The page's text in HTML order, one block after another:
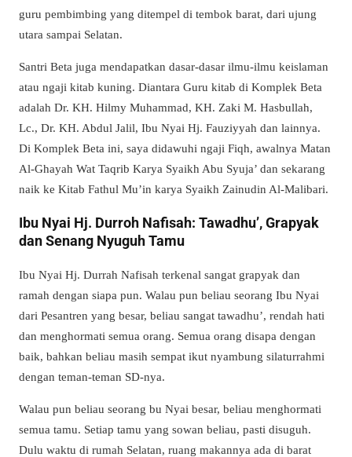
guru pembimbing yang ditempel di tembok barat, dari ujung
utara sampai Selatan.
Santri Beta juga mendapatkan dasar-dasar ilmu-ilmu keislaman
atau ngaji kitab kuning. Diantara Guru kitab di Komplek Beta
adalah Dr. KH. Hilmy Muhammad, KH. Zaki M. Hasbullah,
Lc., Dr. KH. Abdul Jalil, Ibu Nyai Hj. Fauziyyah dan lainnya.
Di Komplek Beta ini, saya didawuhi ngaji Fiqh, awalnya Matan
Al-Ghayah Wat Taqrib Karya Syaikh Abu Syuja’ dan sekarang
naik ke Kitab Fathul Mu’in karya Syaikh Zainudin Al-Malibari.
Ibu Nyai Hj. Durroh Nafisah: Tawadhu’, Grapyak
dan Senang Nyuguh Tamu
Ibu Nyai Hj. Durrah Nafisah terkenal sangat grapyak dan
ramah dengan siapa pun. Walau pun beliau seorang Ibu Nyai
dari Pesantren yang besar, beliau sangat tawadhu’, rendah hati
dan menghormati semua orang. Semua orang disapa dengan
baik, bahkan beliau masih sempat ikut nyambung silaturrahmi
dengan teman-teman SD-nya.
Walau pun beliau seorang bu Nyai besar, beliau menghormati
semua tamu. Setiap tamu yang sowan beliau, pasti disuguh.
Dulu waktu di rumah Selatan, ruang makannya ada di barat